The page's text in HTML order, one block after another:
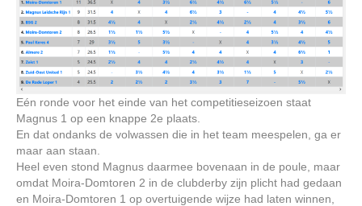
Eén ronde voor het einde van het competitieseizoen staat
Magnus 1 op een knappe 2e plaats.
En dat ondanks de volwassen die in het team meespelen, ga er
maar aan staan.
Heel even stond Magnus daarmee bovenaan in de poule, maar
omdat Moira-Domtoren 2 in de clubderby zijn plicht had gedaan
en Moira-Domtoren 1 op overtuigende wijze had laten winnen,